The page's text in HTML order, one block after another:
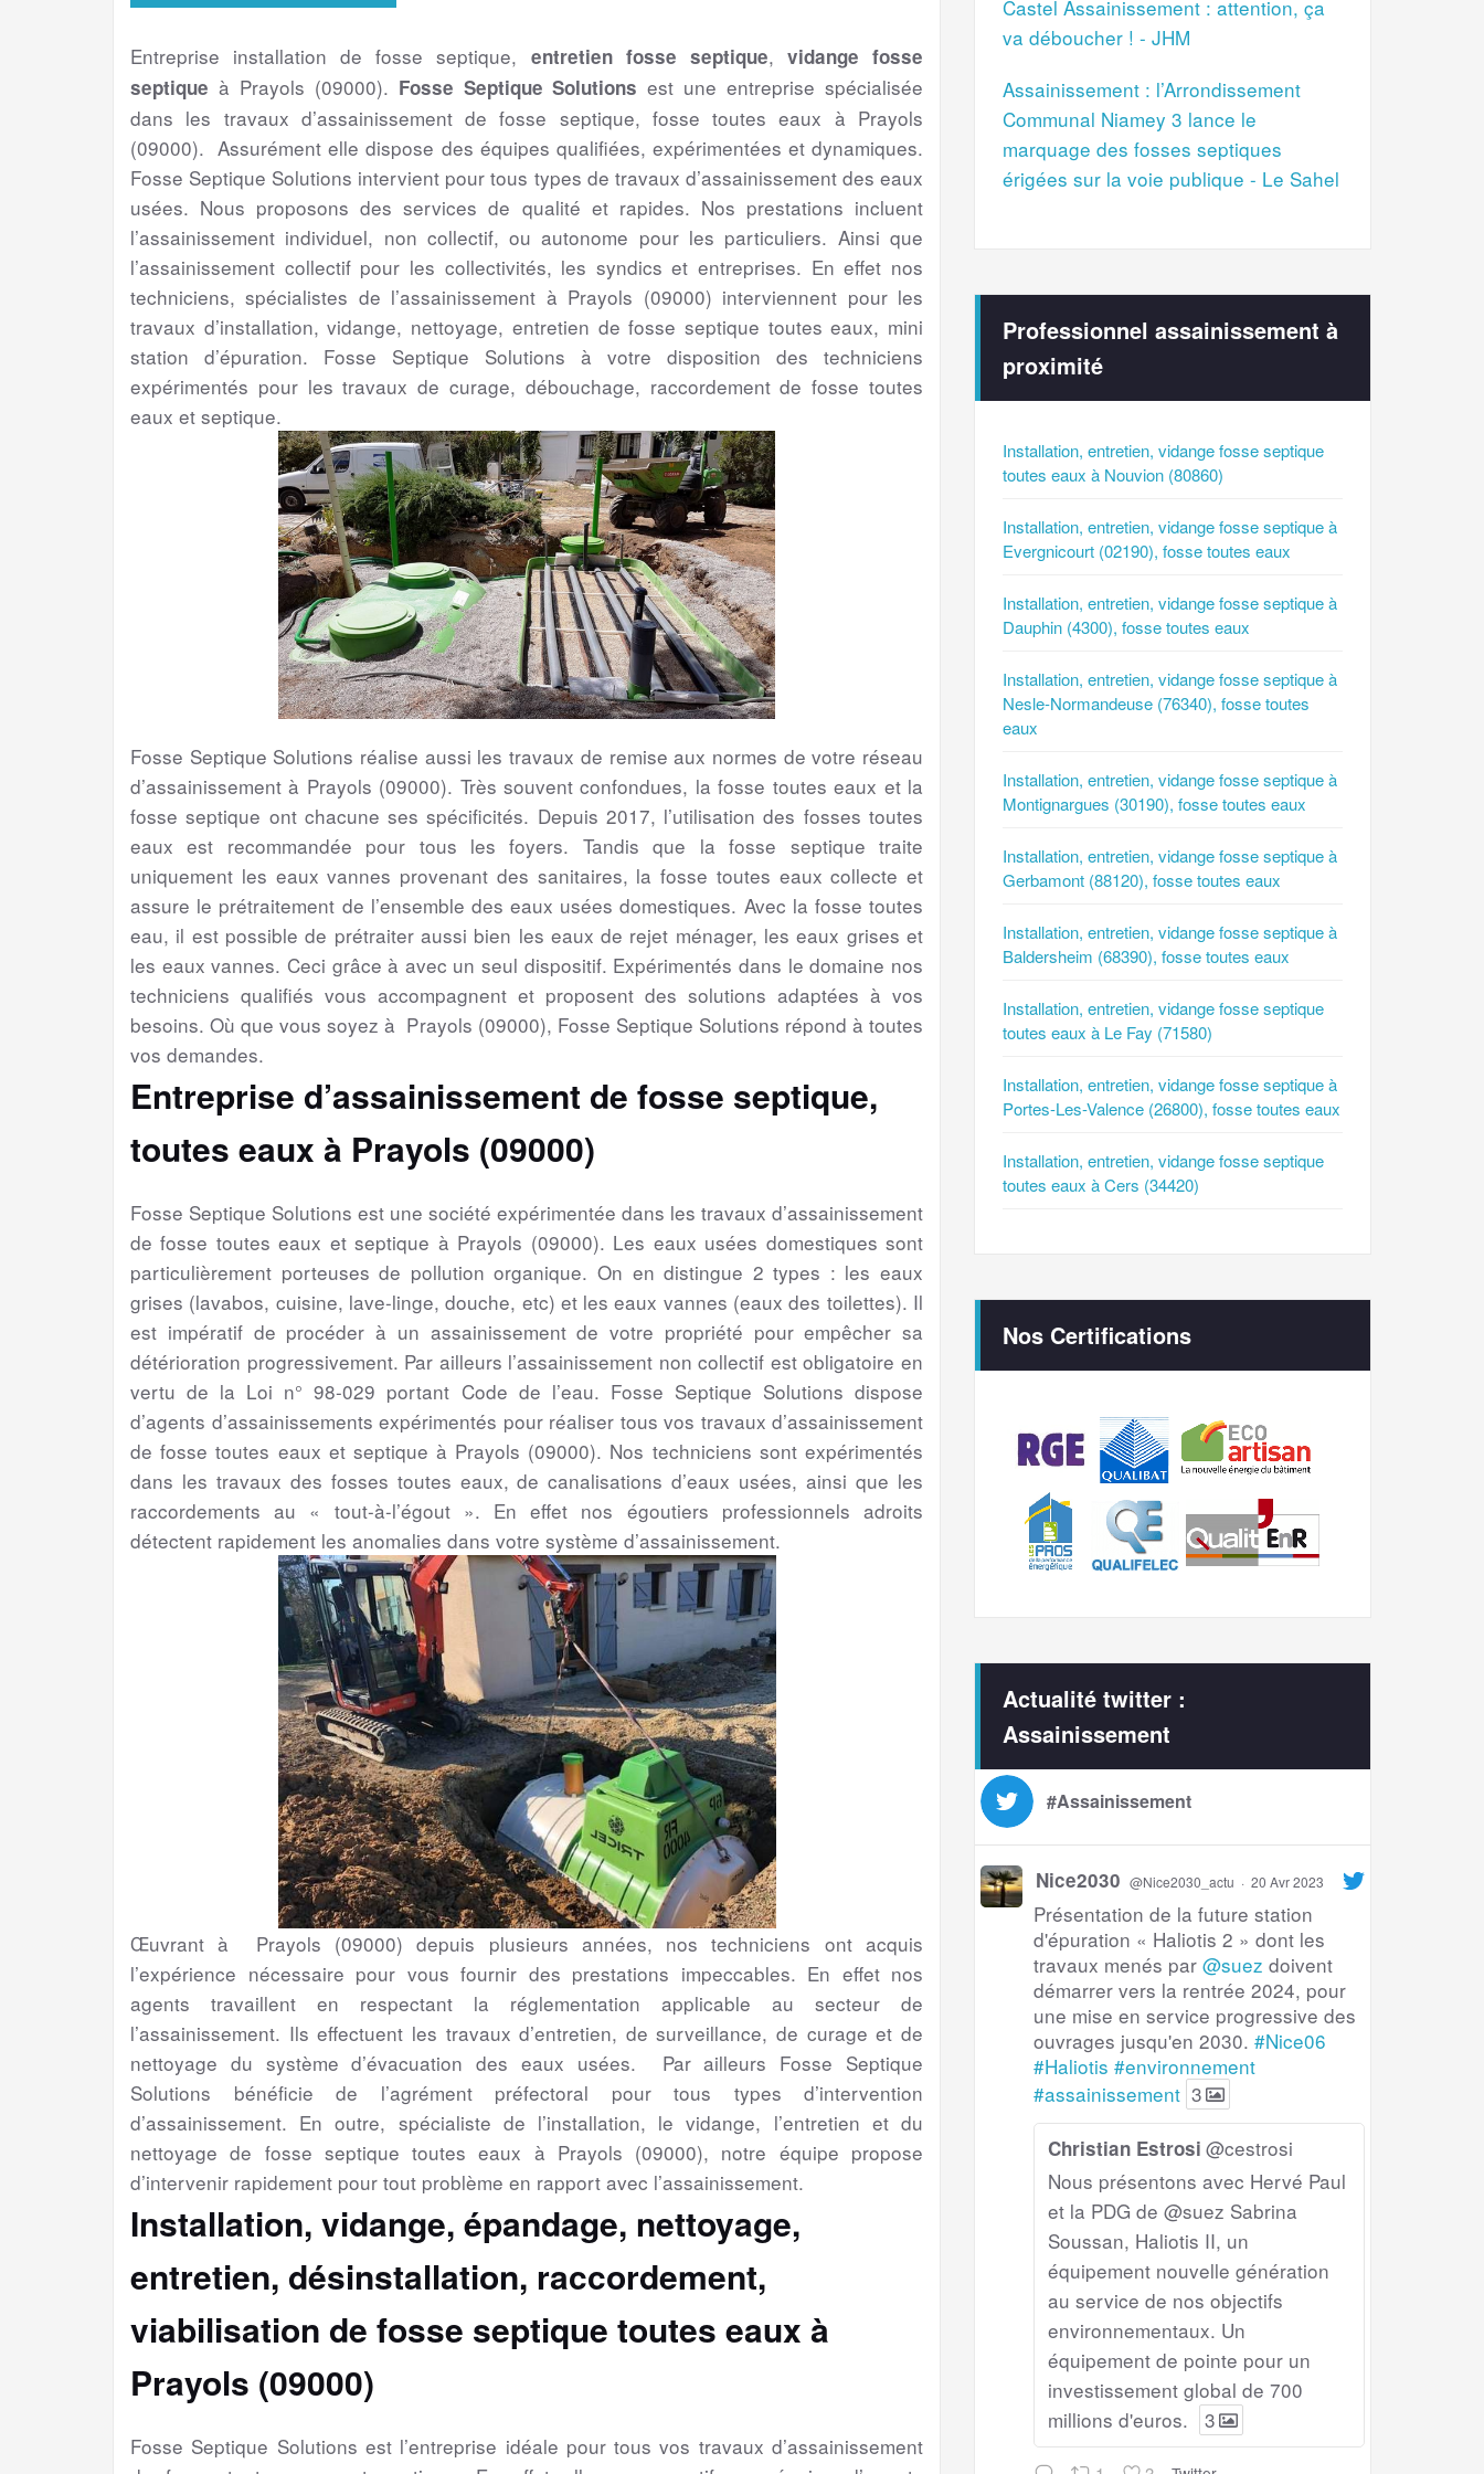
Entreprise installation de fosse septique, entretien fosse septique, vidange fosse
septique à Prayols (09000). Fosse Septique Solutions est une entreprise spécialisée
dans les travaux d’assainissement de fosse septique, fosse toutes eaux à Prayols
(09000). Assurément elle dispose des équipes qualifiées, expérimentées et dynamiques.
Fosse Septique Solutions intervient pour tous types de travaux d’assainissement des eaux
usées. Nous proposons des services de qualité et rapides. Nos prestations incluent
l’assainissement individuel, non collectif, ou autonome pour les particuliers. Ainsi que
l’assainissement collectif pour les collectivités, les syndics et entreprises. En effet nos
techniciens, spécialistes de l’assainissement à Prayols (09000) interviennent pour les
travaux d’installation, vidange, nettoyage, entretien de fosse septique toutes eaux, mini
station d’épuration. Fosse Septique Solutions à votre disposition des techniciens
expérimentés pour les travaux de curage, débouchage, raccordement de fosse toutes
eaux et septique.
Fosse Septique Solutions réalise aussi les travaux de remise aux normes de votre réseau
d’assainissement à Prayols (09000). Très souvent confondues, la fosse toutes eaux et la
fosse septique ont chacune ses spécificités. Depuis 2017, l’utilisation des fosses toutes
eaux est recommandée pour tous les foyers. Tandis que la fosse septique traite
uniquement les eaux vannes provenant des sanitaires, la fosse toutes eaux collecte et
assure le prétraitement de l’ensemble des eaux usées domestiques. Avec la fosse toutes
eau, il est possible de prétraiter aussi bien les eaux de rejet ménager, les eaux grises et
les eaux vannes. Ceci grâce à avec un seul dispositif. Expérimentés dans le domaine nos
techniciens qualifiés vous accompagnent et proposent des solutions adaptées à vos
besoins. Où que vous soyez à Prayols (09000), Fosse Septique Solutions répond à toutes
vos demandes.
Entreprise d’assainissement de fosse septique,
toutes eaux à Prayols (09000)
Fosse Septique Solutions est une société expérimentée dans les travaux d’assainissement
de fosse toutes eaux et septique à Prayols (09000). Les eaux usées domestiques sont
particulièrement porteuses de pollution organique. On en distingue 2 types : les eaux
grises (lavabos, cuisine, lave-linge, douche, etc) et les eaux vannes (eaux des toilettes). Il
est impératif de procéder à un assainissement de votre propriété pour empêcher sa
détérioration progressivement. Par ailleurs l’assainissement non collectif est obligatoire en
vertu de la Loi n° 98-029 portant Code de l’eau. Fosse Septique Solutions dispose
d’agents d’assainissements expérimentés pour réaliser tous vos travaux d’assainissement
de fosse toutes eaux et septique à Prayols (09000). Nos techniciens sont expérimentés
dans les travaux des fosses toutes eaux, de canalisations d’eaux usées, ainsi que les
raccordements au « tout-à-l’égout ». En effet nos égoutiers professionnels adroits
détectent rapidement les anomalies dans votre système d’assainissement.
Œuvrant à Prayols (09000) depuis plusieurs années, nos techniciens ont acquis
l’expérience nécessaire pour vous fournir des prestations impeccables. En effet nos
agents travaillent en respectant la réglementation applicable au secteur de
l’assainissement. Ils effectuent les travaux d’entretien, de surveillance, de curage et de
nettoyage du système d’évacuation des eaux usées. Par ailleurs Fosse Septique
Solutions bénéficie de l’agrément préfectoral pour tous types d’intervention
d’assainissement. En outre, spécialiste de l’installation, le vidange, l’entretien et du
nettoyage de fosse septique toutes eaux à Prayols (09000), notre équipe propose
d’intervenir rapidement pour tout problème en rapport avec l’assainissement.
Installation, vidange, épandage, nettoyage,
entretien, désinstallation, raccordement,
viabilisation de fosse septique toutes eaux à
Prayols (09000)
Fosse Septique Solutions est l’entreprise idéale pour tous vos travaux d’assainissement
Castel Assainissement : attention, ça
va déboucher ! - JHM
Assainissement : l’Arrondissement
Communal Niamey 3 lance le
marquage des fosses septiques
érigées sur la voie publique - Le Sahel
Professionnel assainissement à
proximité
Installation, entretien, vidange fosse septique
toutes eaux à Nouvion (80860)
Installation, entretien, vidange fosse septique à
Evergnicourt (02190), fosse toutes eaux
Installation, entretien, vidange fosse septique à
Dauphin (4300), fosse toutes eaux
Installation, entretien, vidange fosse septique à
Nesle-Normandeuse (76340), fosse toutes
eaux
Installation, entretien, vidange fosse septique à
Montignargues (30190), fosse toutes eaux
Installation, entretien, vidange fosse septique à
Gerbamont (88120), fosse toutes eaux
Installation, entretien, vidange fosse septique à
Baldersheim (68390), fosse toutes eaux
Installation, entretien, vidange fosse septique
toutes eaux à Le Fay (71580)
Installation, entretien, vidange fosse septique à
Portes-Les-Valence (26800), fosse toutes eaux
Installation, entretien, vidange fosse septique
toutes eaux à Cers (34420)
Nos Certifications
Actualité twitter :
Assainissement
#Assainissement
Nice2030 @Nice2030_actu · 20 Avr 2023
Présentation de la future station
d'épuration « Haliotis 2 » dont les
travaux menés par @suez doivent
démarrer vers la rentrée 2024, pour
une mise en service progressive des
ouvrages jusqu'en 2030. #Nice06
#Haliotis #environnement
#assainissement 3
Christian Estrosi @cestrosi
Nous présentons avec Hervé Paul
et la PDG de @suez Sabrina
Soussan, Haliotis II, un
équipement nouvelle génération
au service de nos objectifs
environnementaux. Un
équipement de pointe pour un
investissement global de 700
millions d'euros.
3